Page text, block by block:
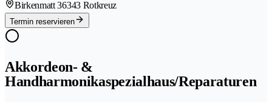
Birkenmatt 36343 Rotkreuz
Termin reservieren
Akkordeon- &
Handharmonikaspezialhaus/Reparaturen